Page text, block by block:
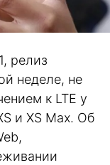
релиз
неделе, не
к LTE у
и XS Max. Об